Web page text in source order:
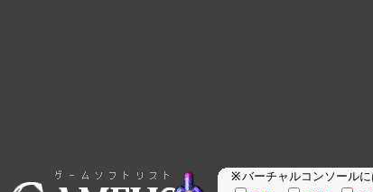
※バーチャルコンソール